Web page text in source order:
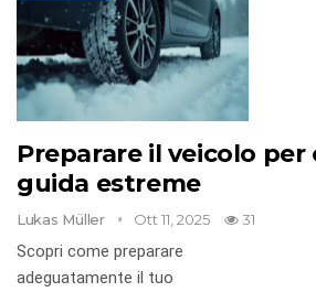
Preparare il veicolo
guida estreme
Lukas Müller Ott 11, 2025 31
Scopri come preparare
adeguatamente il tuo